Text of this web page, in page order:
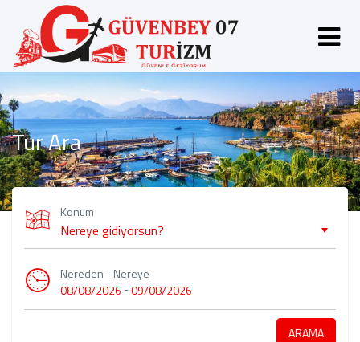
Tur Ara
Konum
Nereden - Nereye
08/08/2026 -09/08/2026
ARAMA